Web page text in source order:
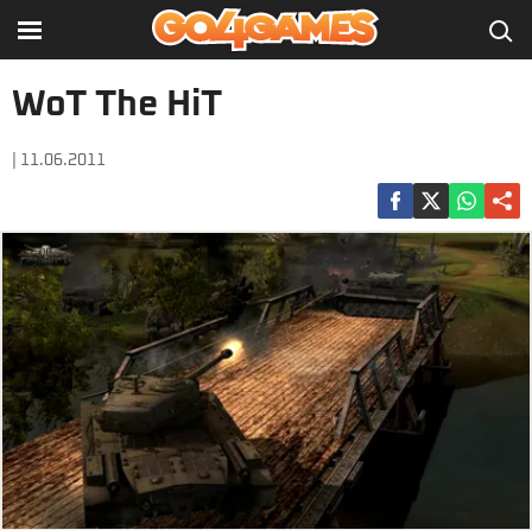
WoT The HiT
| 11.06.2011